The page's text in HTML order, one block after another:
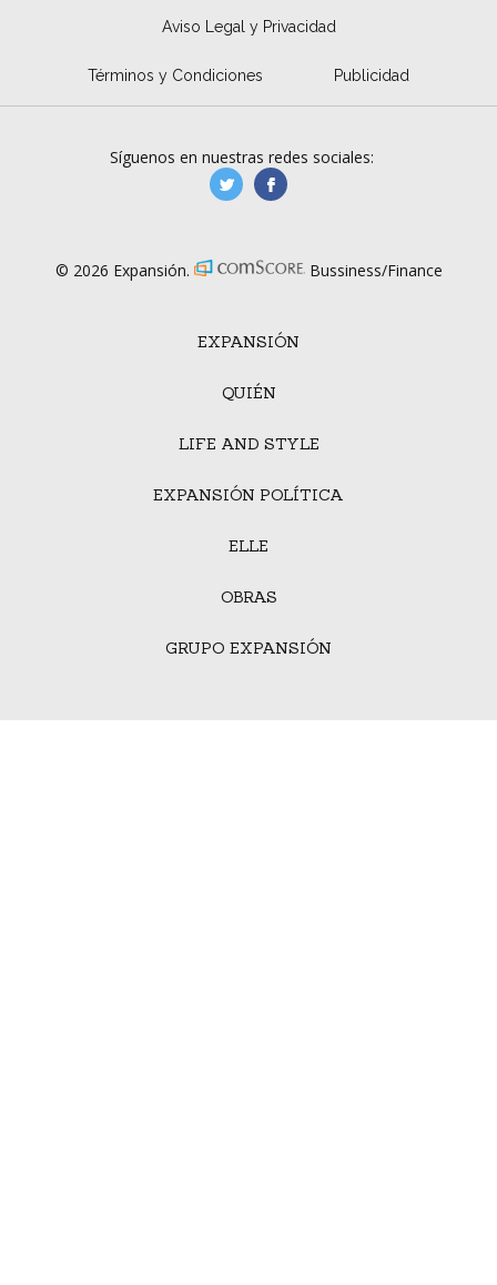
Aviso Legal y Privacidad
Términos y Condiciones Publicidad
EXPANSIÓN
QUIÉN
LIFE AND STYLE
EXPANSIÓN POLÍTICA
ELLE
OBRAS
GRUPO EXPANSIÓN
Síguenos en nuestras redes sociales:
manufacturaGE
© 2026 Expansión. Bussiness/Finance